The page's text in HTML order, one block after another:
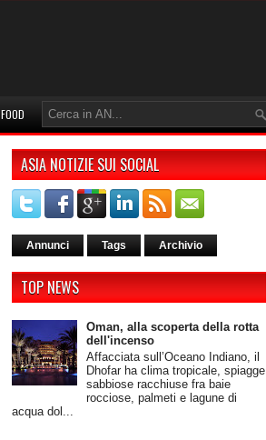
FOOD
ASIA NOTIZIE SUI SOCIAL
Annunci Tags Archivio
TOP NEWS
Oman, alla scoperta della rotta
dell'incenso
Affacciata sull’Oceano Indiano, il
Dhofar ha clima tropicale, spiagge
sabbiose racchiuse fra baie
rocciose, palmeti e lagune di
acqua dol...